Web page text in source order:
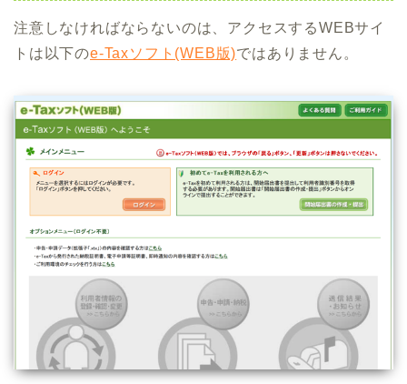
注意しなければならないのは、アクセスするWEBサイ
トは以下のe-Taxソフト(WEB版)ではありません。